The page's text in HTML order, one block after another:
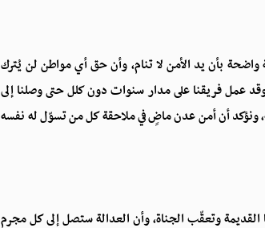
بأن يد الأمن لا تنام، وأن حق أي مواطن لن يُترك
وقد عمل فريقنا على مدار سنوات دون كلل حتى وصلنا إلى
ونؤكد أن أمن عدن ماضٍ في ملاحقة كل من تسوّل له نفسه
وتعقّب الجناة، وأن العدالة ستصل إلى كل مجرم